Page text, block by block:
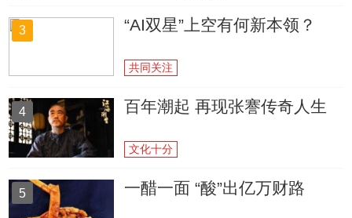
3 “AI双星”上空有何新本领？
共同关注
4 百年潮起 再现张謇传奇人生
文化十分
5 一醋一面 “酸”出亿万财路